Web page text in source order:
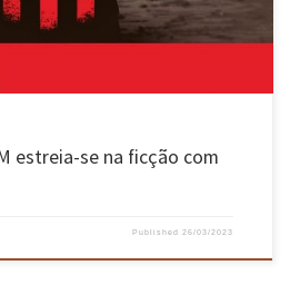
estreia-se na ficção com
Published26/03/2023